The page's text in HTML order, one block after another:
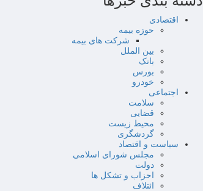
اقتصادی
حوزه بیمه
شرکت های بیمه
بین الملل
بانک
بورس
خودرو
اجتماعی
سلامت
قضایی
محیط زیست
گردشگری
سیاست و اقتصاد
مجلس شورای اسلامی
دولت
احزاب و تشکل ها
ائتلاف